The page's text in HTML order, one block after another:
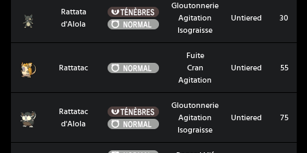
Rattata d'Alola
Rattata
d'Alola
Ténèbres
Normal
Gloutonnerie
Agitation
Isograisse
Untiered 30
Rattatac Normal
Fuite
Cran
Agitation
Untiered 55
Rattatac d'Alola
Rattatac
d'Alola
Ténèbres
Normal
Gloutonnerie
Agitation
Isograisse
Untiered 75